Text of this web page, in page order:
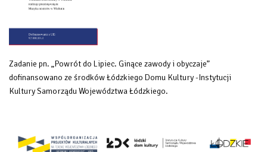
Zadanie pn. „Powrót do Lipiec. Ginące zawody i obyczaje”
dofinansowano ze środków Łódzkiego Domu Kultury -Instytucji
Kultury Samorządu Województwa Łódzkiego.